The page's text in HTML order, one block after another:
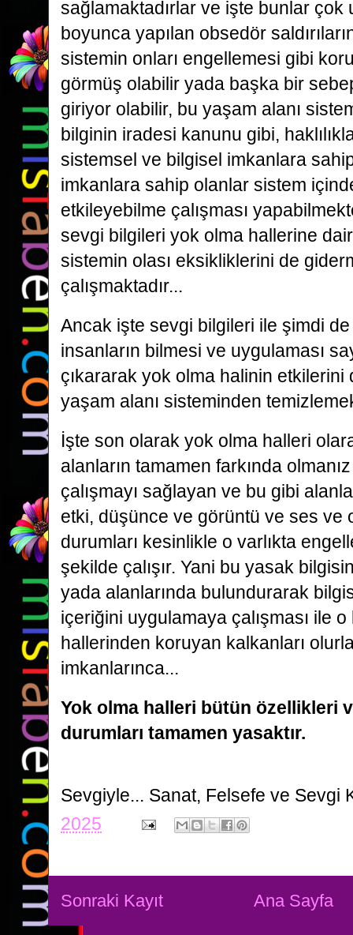
sağlamaktadırlar ve işte bunlar çok
boyunca yapılan obsedör
sistemin onları engellemesi gibi
görmüş olabilir yada başka bir
giriyor olabilir, bu yaşam alanı
bilginin iradesi kanunu gibi,
sistemsel ve bilgisel imkanlara
imkanlara sahip olanlar sistem
etkileyebilme çalışması
sevgi bilgileri yok olma hallerine
sistemin olası eksikliklerini de
çalışmaktadır...
Ancak işte sevgi bilgileri ile şimdi
insanların bilmesi ve uygulaması
çıkararak yok olma halinin
yaşam alanı sisteminden
İşte son olarak yok olma halleri
alanların tamamen farkında
çalışmayı sağlayan ve bu gibi
etki, düşünce ve görüntü ve ses ve
durumları kesinlikle o varlıkta
şekilde çalışır. Yani bu yasak
yada alanlarında bulundurarak
içeriğini uygulamaya çalışması ile
hallerinden koruyan kalkanları
imkanlarınca...
Yok olma halleri bütün özellikleri
durumları tamamen yasaktır.
Sevgiyle... Sanat, Felsefe ve Sevgi
2025
Sonraki Kayıt Ana Sayfa